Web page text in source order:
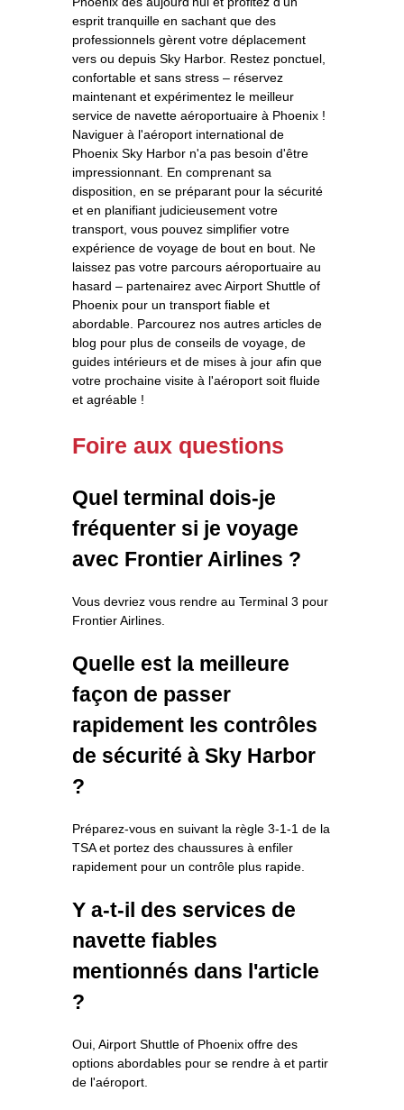
esprit tranquille en sachant que des
professionnels gèrent votre déplacement
vers ou depuis Sky Harbor. Restez ponctuel,
confortable et sans stress – réservez
maintenant et expérimentez le meilleur
service de navette aéroportuaire à Phoenix !
Naviguer à l'aéroport international de
Phoenix Sky Harbor n'a pas besoin d'être
impressionnant. En comprenant sa
disposition, en se préparant pour la sécurité
et en planifiant judicieusement votre
transport, vous pouvez simplifier votre
expérience de voyage de bout en bout. Ne
laissez pas votre parcours aéroportuaire au
hasard – partenairez avec Airport Shuttle of
Phoenix pour un transport fiable et
abordable. Parcourez nos autres articles de
blog pour plus de conseils de voyage, de
guides intérieurs et de mises à jour afin que
votre prochaine visite à l'aéroport soit fluide
et agréable !
Foire aux questions
Quel terminal dois-je
fréquenter si je voyage
avec Frontier Airlines ?
Vous devriez vous rendre au Terminal 3 pour
Frontier Airlines.
Quelle est la meilleure
façon de passer
rapidement les contrôles
de sécurité à Sky Harbor
?
Préparez-vous en suivant la règle 3-1-1 de la
TSA et portez des chaussures à enfiler
rapidement pour un contrôle plus rapide.
Y a-t-il des services de
navette fiables
mentionnés dans l'article
?
Oui, Airport Shuttle of Phoenix offre des
options abordables pour se rendre à et partir
de l'aéroport.